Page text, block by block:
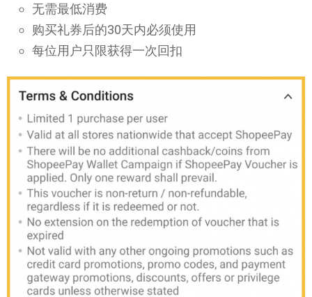
无需最低消费
购买礼券后的30天内必须使用
每位用户只限获得一次回扣